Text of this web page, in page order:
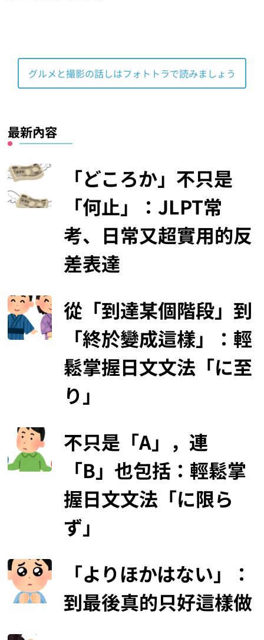
グルメと撮影の話しはフォトトラで読みましょう
最新內容
「どころか」不只是
「何止」：JLPT常
考、日常又超實用的反
差表達
從「到達某個階段」到
「終於變成這樣」：輕
鬆掌握日文文法「に至
り」
不只是「A」，連
「B」也包括：輕鬆掌
握日文文法「に限ら
ず」
「よりほかはない」：
到最後真的只好這樣做